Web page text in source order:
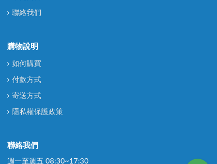
聯絡我們
購物說明
如何購買
付款方式
寄送方式
隱私權保護政策
聯絡我們
週一至週五 08:30~17:30